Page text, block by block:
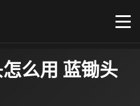
么用 蓝锄头